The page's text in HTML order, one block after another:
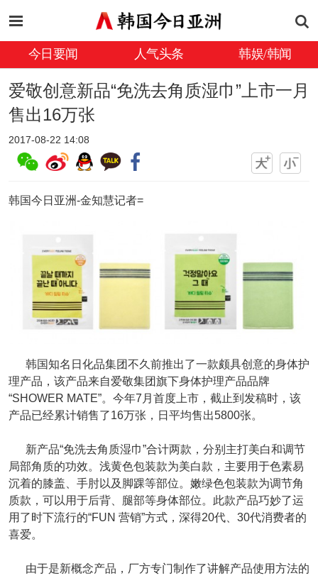
今日要闻 人气头条 韩娱/韩闻
爱敬创意新品“免洗去角质湿巾”上市一月
售出16万张
2017-08-22 14:08
韩国今日亚洲-金知慧记者=
韩国知名日化品集团不久前推出了一款颇具创意的身体护
理产品，该产品来自爱敬集团旗下身体护理产品品牌
“SHOWER MATE”。今年7月首度上市，截止到发稿时，该
产品已经累计销售了16万张，日平均售出5800张。
新产品“免洗去角质湿巾”合计两款，分别主打美白和调节
局部角质的功效。浅黄色包装款为美白款，主要用于色素易
沉着的膝盖、手肘以及脚踝等部位。嫩绿色包装款为调节角
质款，可以用于后背、腿部等身体部位。此款产品巧妙了运
用了时下流行的“FUN 营销”方式，深得20代、30代消费者的
喜爱。
由于是新概念产品，厂方专门制作了讲解产品使用方法的